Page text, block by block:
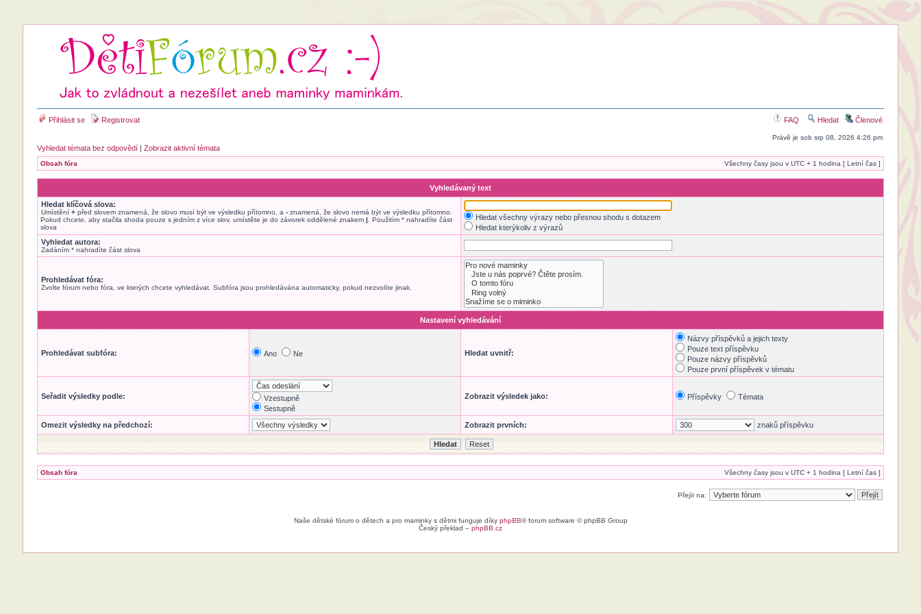
Přihlásit se Registrovat FAQ Hledat Členové
Právě je sob srp 08, 2026 4:26 pm
Vyhledat témata bez odpovědí| Zobrazit aktivní témata
Obsah fóra Všechny časy jsou v UTC + 1 hodina [ Letní čas ]
Vyhledávaný text
Hledat klíčová slova:
Umístění +před slovem znamená, že slovo musí být ve výsledku přítomno, a -znamená, že slovo nemá být ve výsledku přítomno.
Pokud chcete, aby stačila shoda pouze s jedním z více slov, umístěte je do závorek oddělené znakem | . Použitím * nahradíte část
slova
Hledat všechny výrazy nebo přesnou shodu s dotazem
Hledat kterýkoliv z výrazů
Vyhledat autora:
Zadáním * nahradíte část slova
Prohledávat fóra:
Zvolte fórum nebo fóra, ve kterých chcete vyhledávat. Subfóra jsou prohledávána automaticky, pokud nezvolíte jinak.
Nastavení vyhledávání
Prohledávat subfóra: Ano Ne Hledat uvnitř:
Názvy příspěvků a jejich texty
Pouze text příspěvku
Pouze názvy příspěvků
Pouze první příspěvek v tématu
Seřadit výsledky podle:
Vzestupně
Sestupně
Zobrazit výsledek jako: Příspěvky Témata
Omezit výsledky na předchozí: Zobrazit prvních: znaků příspěvku
Obsah fóra Všechny časy jsou v UTC + 1 hodina [ Letní čas ]
Přejít na:
Naše dětské fórum o dětech a pro maminky s dětmi funguje díky phpBB® forum software © phpBB Group
Český překlad – phpBB.cz